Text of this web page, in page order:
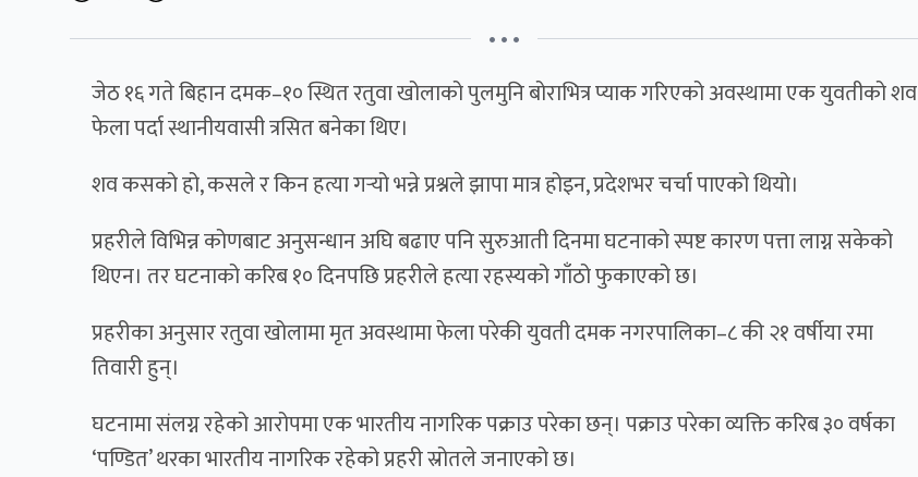
• • •
जेठ १६ गते बिहान दमक–१० स्थित रतुवा खोलाको पुलमुनि बोराभित्र प्याक गरिएको अवस्थामा एक युवतीको शव
फेला पर्दा स्थानीयवासी त्रसित बनेका थिए।
शव कसको हो, कसले र किन हत्या गर्‍यो भन्ने प्रश्नले झापा मात्र होइन, प्रदेशभर चर्चा पाएको थियो।
प्रहरीले विभिन्न कोणबाट अनुसन्धान अघि बढाए पनि सुरुआती दिनमा घटनाको स्पष्ट कारण पत्ता लाग्न सकेको
थिएन। तर घटनाको करिब १० दिनपछि प्रहरीले हत्या रहस्यको गाँठो फुकाएको छ।
प्रहरीका अनुसार रतुवा खोलामा मृत अवस्थामा फेला परेकी युवती दमक नगरपालिका–८ की २१ वर्षीया रमा
तिवारी हुन्।
घटनामा संलग्न रहेको आरोपमा एक भारतीय नागरिक पक्राउ परेका छन्। पक्राउ परेका व्यक्ति करिब ३० वर्षका
‘पण्डित’ थरका भारतीय नागरिक रहेको प्रहरी स्रोतले जनाएको छ।